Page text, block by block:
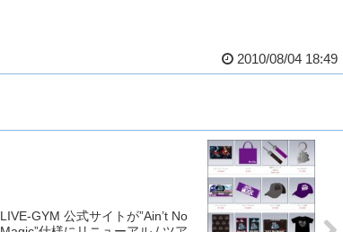
2010/08/04 18:49
LIVE-GYM 公式サイトが”Ain’t No